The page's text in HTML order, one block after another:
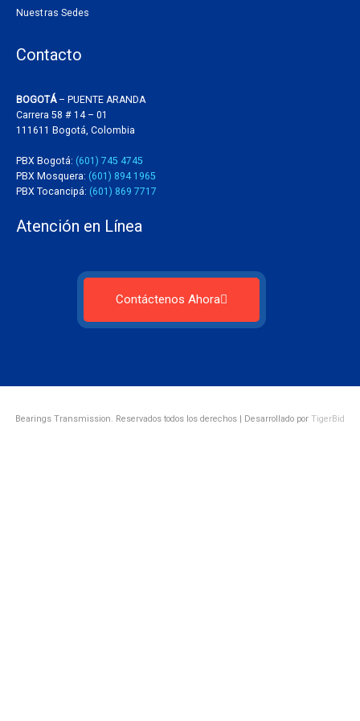
Nuestras Sedes
Contacto
BOGOTÁ– PUENTE ARANDA
Carrera 58 # 14 – 01
111611 Bogotá, Colombia
PBX Bogotá: (601) 745 4745
PBX Mosquera: (601) 894 1965
PBX Tocancipá: (601) 869 7717
Atención en Línea
Contáctenos Ahora
Bearings Transmission. Reservados todos los derechos | Desarrollado por TigerBid